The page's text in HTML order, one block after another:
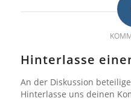
Hinterlasse
An der Diskussion
Hinterlasse uns deinen